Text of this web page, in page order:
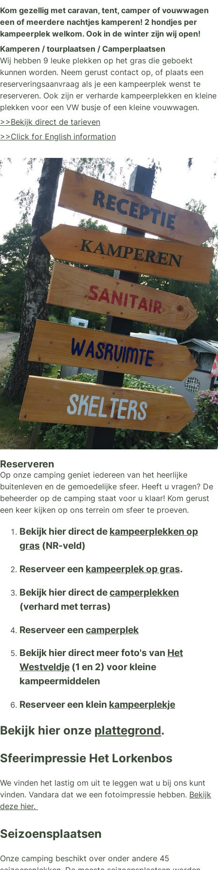
Kom gezellig met caravan, tent, camper of vouwwagen
een of meerdere nachtjes kamperen! 2 hondjes per
kampeerplek welkom. Ook in de winter zijn wij open!
Kamperen / tourplaatsen / Camperplaatsen
Wij hebben 9 leuke plekken op het gras die geboekt
kunnen worden. Neem gerust contact op, of plaats een
reserveringsaanvraag als je een kampeerplek wenst te
reserveren. Ook zijn er verharde kampeerplekken en kleine
plekken voor een VW busje of een kleine vouwwagen.
>>Bekijk direct de tarieven
>>Click for English information
Reserveren
Op onze camping geniet iedereen van het heerlijke
buitenleven en de gemoedelijke sfeer. Heeft u vragen? De
beheerder op de camping staat voor u klaar! Kom gerust
een keer kijken op ons terrein om sfeer te proeven.
Bekijk hier direct de kampeerplekken op
gras (NR-veld)
Reserveer een kampeerplek op gras.
Bekijk hier direct decamperplekken
(verhard met terras)
Reserveer een camperplek
Bekijk hier direct meer foto's van Het
Westveldje (1 en 2) voor kleine
kampeermiddelen
Reserveer een klein kampeerplekje
Bekijk hier onze plattegrond.
Sfeerimpressie Het Lorkenbos
We vinden het lastig om uit te leggen wat u bij ons kunt
vinden. Vandara dat we een fotoimpressie hebben. Bekijk
deze hier.
Seizoensplaatsen
Onze camping beschikt over onder andere 45